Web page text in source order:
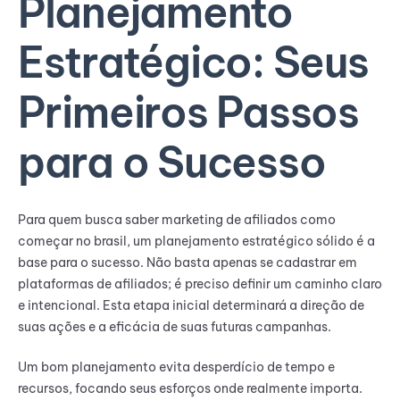
Planejamento
Estratégico: Seus
Primeiros Passos
para o Sucesso
Para quem busca saber marketing de afiliados como
começar no brasil, um planejamento estratégico sólido é a
base para o sucesso. Não basta apenas se cadastrar em
plataformas de afiliados; é preciso definir um caminho claro
e intencional. Esta etapa inicial determinará a direção de
suas ações e a eficácia de suas futuras campanhas.
Um bom planejamento evita desperdício de tempo e
recursos, focando seus esforços onde realmente importa.